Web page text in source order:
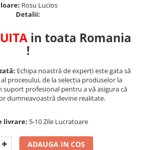
Rosu Lucios
Detalii:
in toata Romania
!
Echipa noastră de experți este gata să
procesului, de la selecția produselor la
suport profesional pentru a vă asigura că
dumneavoastră devine realitate.
livrare: 5-10 Zile Lucratoare
ADAUGA IN COS